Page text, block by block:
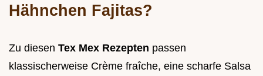
Hähnchen Fajitas?
Zu diesen Tex Mex Rezepten passen
klassischerweise Crème fraîche, eine scharfe Salsa